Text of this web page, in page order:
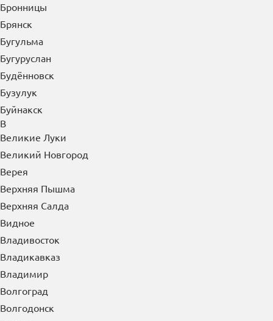
Бронницы
Брянск
Бугульма
Бугуруслан
Будённовск
Бузулук
Буйнакск
В
Великие Луки
Великий Новгород
Верея
Верхняя Пышма
Верхняя Салда
Видное
Владивосток
Владикавказ
Владимир
Волгоград
Волгодонск